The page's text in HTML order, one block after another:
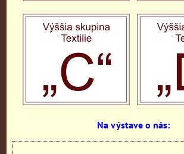
Na výstave o nás: